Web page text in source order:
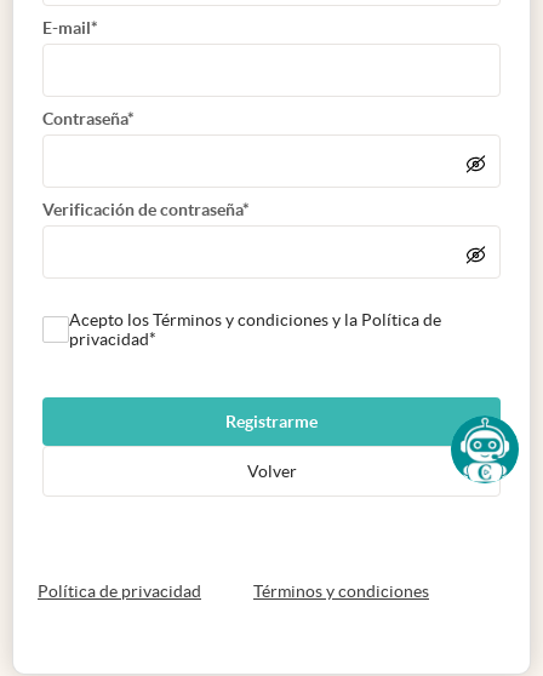
E-mail*
Contraseña*
Verificación de contraseña*
Acepto los Términos y condiciones y la Política de
privacidad*
Registrarme
Volver
Política de privacidad abre en nueva pestaña
Términos y condicionesabre en nueva